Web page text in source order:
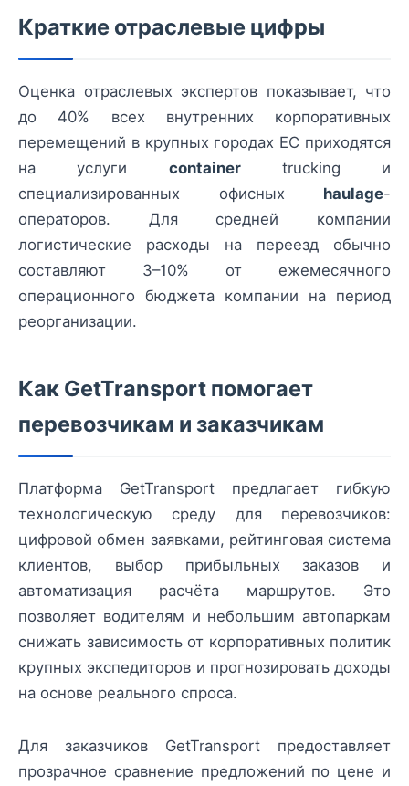
Краткие отраслевые цифры
Оценка отраслевых экспертов показывает, что
до 40% всех внутренних корпоративных
перемещений в крупных городах ЕС приходятся
на услуги containertrucking и
специализированных офисных haulage-
операторов. Для средней компании
логистические расходы на переезд обычно
составляют 3–10% от ежемесячного
операционного бюджета компании на период
реорганизации.
Как GetTransport помогает
перевозчикам и заказчикам
Платформа GetTransport предлагает гибкую
технологическую среду для перевозчиков:
цифровой обмен заявками, рейтинговая система
клиентов, выбор прибыльных заказов и
автоматизация расчёта маршрутов. Это
позволяет водителям и небольшим автопаркам
снижать зависимость от корпоративных политик
крупных экспедиторов и прогнозировать доходы
на основе реального спроса.
Для заказчиков GetTransport предоставляет
прозрачное сравнение предложений по цене и